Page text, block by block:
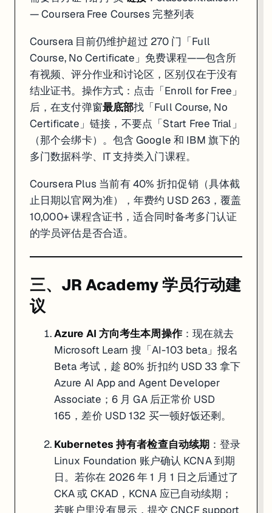
— Coursera Free Courses 完整列表
Coursera 目前仍维护超过 270 门「Full
Course, No Certificate」免费课程——包含所
有视频、评分作业和讨论区，区别仅在于没有
结业证书。操作方式：点击「Enroll for Free」
后，在支付弹窗最底部找「Full Course, No
Certificate」链接，不要点「Start Free Trial」
（那个会绑卡）。包含 Google 和 IBM 旗下的
多门数据科学、IT 支持类入门课程。
Coursera Plus 当前有 40% 折扣促销（具体截
止日期以官网为准），年费约 USD 263，覆盖
10,000+ 课程含证书，适合同时备考多门认证
的学员评估是否合适。
三、JR Academy 学员行动建
议
Azure AI 方向考生本周操作：现在就去
Microsoft Learn 搜「AI-103 beta」报名
Beta 考试，趁 80% 折扣约 USD 33 拿下
Azure AI App and Agent Developer
Associate；6 月 GA 后正常价 USD
165，差价 USD 132 买一顿好饭还剩。
Kubernetes 持有者检查自动续期 ：登录
Linux Foundation 账户确认 KCNA 到期
日。若你在 2026 年 1 月 1 日之后通过了
CKA 或 CKAD，KCNA 应已自动续期；
若账户里没有显示，提交 CNCF support